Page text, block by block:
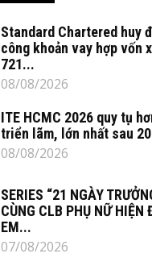
Standard Chartered huy
công khoản vay hợp vốn
721...
08/08/2026
ITE HCMC 2026 quy tụ
triển lãm, lớn nhất sau
08/08/2026
SERIES “21 NGÀY
CÙNG CLB PHỤ NỮ HIỆN
EM...
07/08/2026